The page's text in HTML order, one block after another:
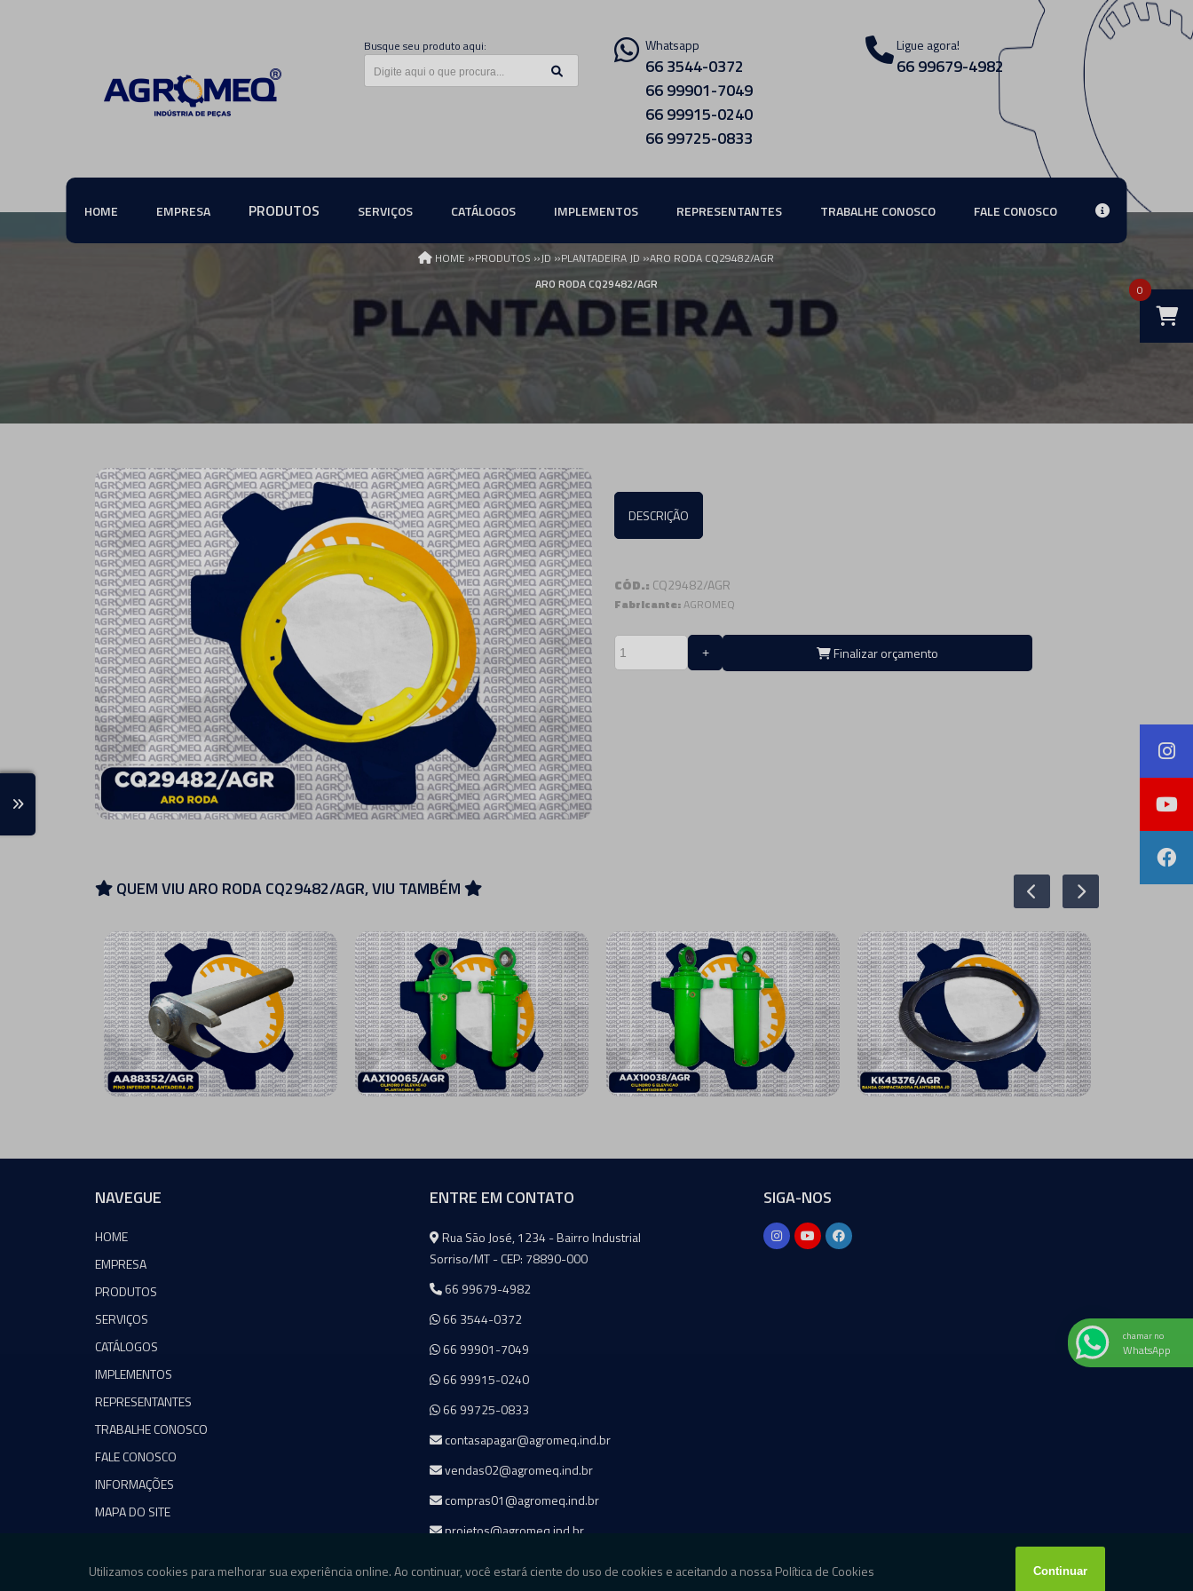
Busque seu produto aqui: Whatsapp
66 3544-0372
66 99901-7049
66 99915-0240
66 99725-0833
Ligue agora!
66 99679-4982
HOME EMPRESA PRODUTOS SERVIÇOS CATÁLOGOS IMPLEMENTOS REPRESENTANTES TRABALHE CONOSCO FALE CONOSCO
0
HOME »PRODUTOS »JD »PLANTADEIRA JD »ARO RODA CQ29482/AGR
ARO RODA CQ29482/AGR
DESCRIÇÃO
CÓD.: CQ29482/AGR
Fabricante:AGROMEQ
Finalizar orçamento
QUEM VIU ARO RODA CQ29482/AGR, VIU TAMBÉM
NAVEGUE
HOME
EMPRESA
PRODUTOS
SERVIÇOS
CATÁLOGOS
IMPLEMENTOS
REPRESENTANTES
TRABALHE CONOSCO
FALE CONOSCO
INFORMAÇÕES
MAPA DO SITE
ENTRE EM CONTATO
Agromeq
Rua São José, 1234 - Bairro Industrial
Sorriso/MT - CEP: 78890-000
66 99679-4982
66 3544-0372
66 99901-7049
66 99915-0240
66 99725-0833
contasapagar@agromeq.ind.br
vendas02@agromeq.ind.br
compras01@agromeq.ind.br
projetos@agromeq.ind.br
SIGA-NOS
chamar no
WhatsApp